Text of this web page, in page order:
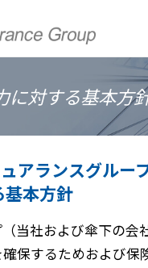
に対する基本方
アランスグルー
基本方針
当社および傘下の会
保するためおよび保